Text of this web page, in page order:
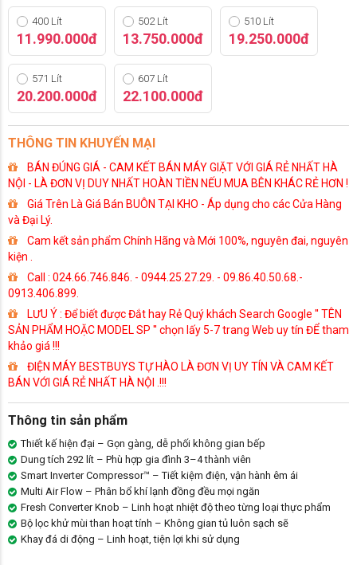
400 Lít
11.990.000đ
502 Lít
13.750.000đ
510 Lít
19.250.000đ
571 Lít
20.200.000đ
607 Lít
22.100.000đ
THÔNG TIN KHUYẾN MẠI
BÁN ĐÚNG GIÁ - CAM KẾT BÁN MÁY GIẶT VỚI GIÁ RẺ NHẤT HÀ
NỘI - LÀ ĐƠN VỊ DUY NHẤT HOÀN TIỀN NẾU MUA BÊN KHÁC RẺ HƠN !
Giá Trên Là Giá Bán BUÔN TẠI KHO - Áp dụng cho các Cửa Hàng
và Đại Lý.
Cam kết sản phẩm Chính Hãng và Mới 100%, nguyên đai, nguyên
kiện .
Call : 024.66.746.846. - 0944.25.27.29. - 09.86.40.50.68.-
0913.406.899.
LƯU Ý : Để biết được Đắt hay Rẻ Quý khách Search Google '' TÊN
SẢN PHẨM HOẶC MODEL SP '' chọn lấy 5-7 trang Web uy tín ĐỂ tham
khảo giá !!!
ĐIỆN MÁY BESTBUYS TỰ HÀO LÀ ĐƠN VỊ UY TÍN VÀ CAM KẾT
BÁN VỚI GIÁ RẺ NHẤT HÀ NỘI .!!!
Thông tin sản phẩm
Thiết kế hiện đại – Gọn gàng, dễ phối không gian bếp
Dung tích 292 lít – Phù hợp gia đình 3–4 thành viên
Smart Inverter Compressor™ – Tiết kiệm điện, vận hành êm ái
Multi Air Flow – Phân bổ khí lạnh đồng đều mọi ngăn
Fresh Converter Knob – Linh hoạt nhiệt độ theo từng loại thực phẩm
Bộ lọc khử mùi than hoạt tính – Không gian tủ luôn sạch sẽ
Khay đá di động – Linh hoạt, tiện lợi khi sử dụng